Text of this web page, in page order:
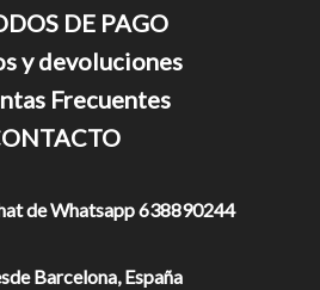
DE PAGO
y devoluciones
Frecuentes
de Whatsapp 638890244
Barcelona, España